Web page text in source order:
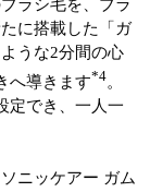
ラシ毛を、ブラ
に搭載した「ガ
うな2分間の心
へ導きます*4。
定でき、一人一
ニッケアー ガム